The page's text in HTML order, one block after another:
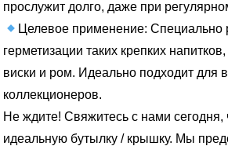
прослужит долго, даже при
Целевое применение: Специально
герметизации таких крепких
виски и ром. Идеально подходит для
коллекционеров.
Не ждите! Свяжитесь с нами сегодня,
идеальную бутылку / крышку. Мы